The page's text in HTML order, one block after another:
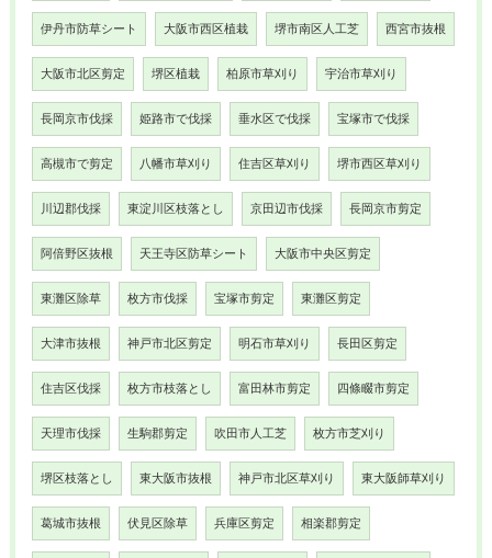
伊丹市防草シート 大阪市西区植栽 堺市南区人工芝 西宮市抜根
大阪市北区剪定 堺区植栽 柏原市草刈り 宇治市草刈り
長岡京市伐採 姫路市で伐採 垂水区で伐採 宝塚市で伐採
高槻市で剪定 八幡市草刈り 住吉区草刈り 堺市西区草刈り
川辺郡伐採 東淀川区枝落とし 京田辺市伐採 長岡京市剪定
阿倍野区抜根 天王寺区防草シート 大阪市中央区剪定
東灘区除草 枚方市伐採 宝塚市剪定 東灘区剪定
大津市抜根 神戸市北区剪定 明石市草刈り 長田区剪定
住吉区伐採 枚方市枝落とし 富田林市剪定 四條畷市剪定
天理市伐採 生駒郡剪定 吹田市人工芝 枚方市芝刈り
堺区枝落とし 東大阪市抜根 神戸市北区草刈り 東大阪師草刈り
葛城市抜根 伏見区除草 兵庫区剪定 相楽郡剪定